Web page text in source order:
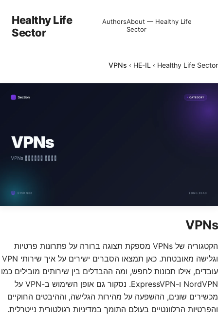
Healthy Life
Sector
AuthorsAbout — Healthy Life
Sector
Healthy Life Sector
›
HE-IL
›
VPNs
VPNs
הקטגוריה של VPNs מספקת תצוגה ברורה על פתרונות פרטיות
וגלישה מאובטחת. כאן תמצאו הסברים ישירים על איך שירותי VPN
עובדים, אילו תכונות לחפש, ומה ההבדלים בין שירותים מובילים כמו
NordVPN ו-ExpressVPN. נסקור גם אופן השימוש ב-VPN על
מכשירים שונים, ההשפעה על מהירות הגלישה, וההיבטים החוקיים
והפרטיות הרלוונטיים בעולם התומך במדיניות רגולטורית נייטרלית.